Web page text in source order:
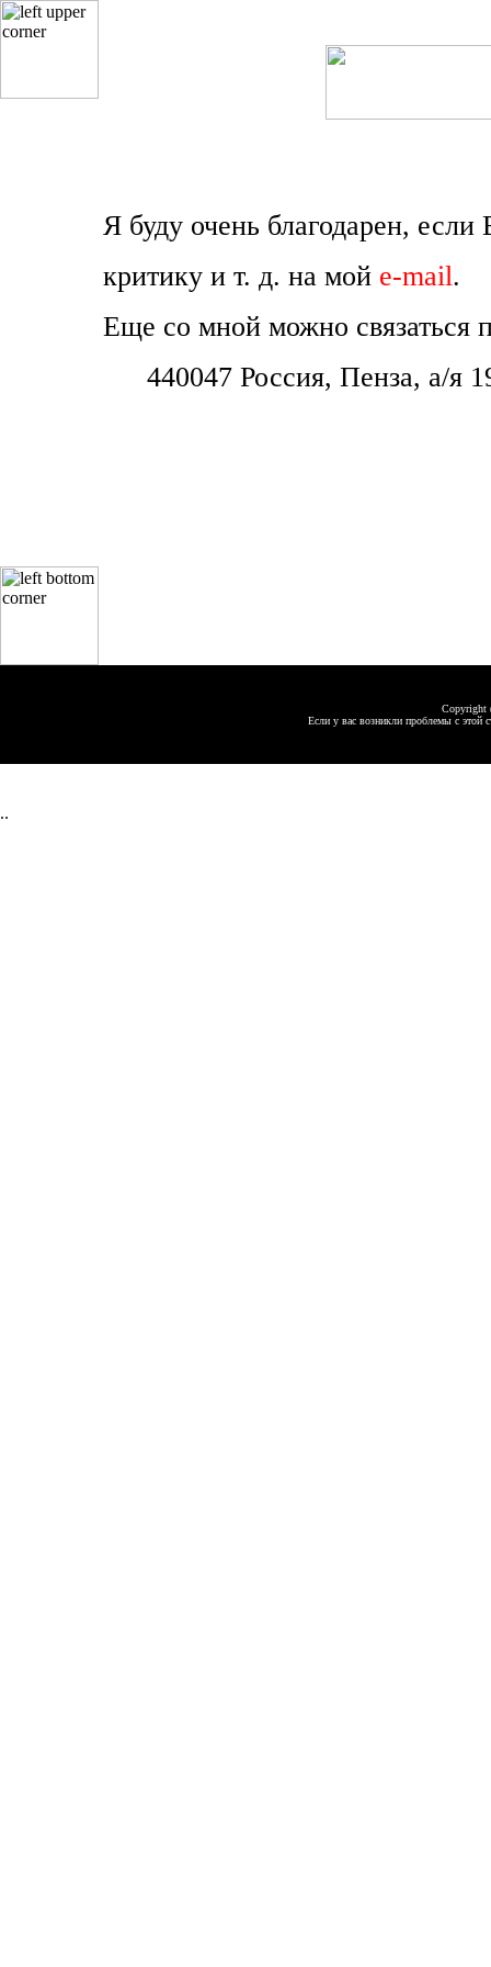
Я буду очень благодарен,
критику и т. д. на мой e-mail.
Еще со мной можно связаться
440047 Россия, Пенза, а/я
Copyright
Если у вас возникли проблемы с этой
..